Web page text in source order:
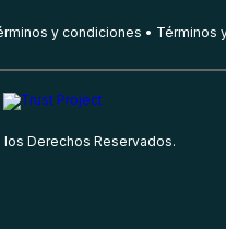
y condiciones Términos
los Derechos Reservados.